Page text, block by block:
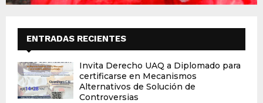
ENTRADAS RECIENTES
Invita Derecho UAQ a Diplomado para
certificarse en Mecanismos
Alternativos de Solución de
Controversias